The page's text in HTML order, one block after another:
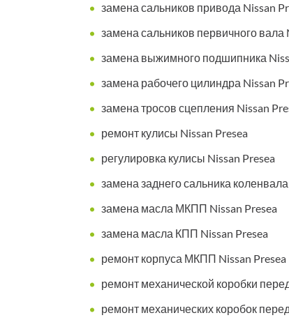
замена сальников привода Nissan
замена сальников первичного вала
замена выжимного подшипника
замена рабочего цилиндра Nissan
замена тросов сцепления Nissan
ремонт кулисы Nissan Presea
регулировка кулисы Nissan Presea
замена заднего сальника
замена масла МКПП Nissan Presea
замена масла КПП Nissan Presea
ремонт корпуса МКПП Nissan Presea
ремонт механической коробки
ремонт механических коробок